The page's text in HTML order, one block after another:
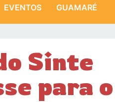
EVENTOS GUAMARÉ
Sinte
para o